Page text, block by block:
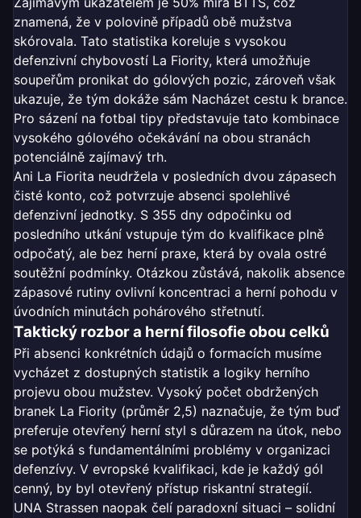
znamená, že v polovině případů obě mužstva
skórovala. Tato statistika koreluje s vysokou
defenzivní chybovostí La Fiority, která umožňuje
soupeřům pronikat do gólových pozic, zároveň však
ukazuje, že tým dokáže sám Nacházet cestu k brance.
Pro sázení na fotbal tipy představuje tato kombinace
vysokého gólového očekávání na obou stranách
potenciálně zajímavý trh.
Ani La Fiorita neudržela v posledních dvou zápasech
čisté konto, což potvrzuje absenci spolehlivé
defenzivní jednotky. S 355 dny odpočinku od
posledního utkání vstupuje tým do kvalifikace plně
odpočatý, ale bez herní praxe, která by ovala ostré
soutěžní podmínky. Otázkou zůstává, nakolik absence
zápasové rutiny ovlivní koncentraci a herní pohodu v
úvodních minutách pohárového střetnutí.
Taktický rozbor a herní filosofie obou celků
Při absenci konkrétních údajů o formacích musíme
vycházet z dostupných statistik a logiky herního
projevu obou mužstev. Vysoký počet obdržených
branek La Fiority (průměr 2,5) naznačuje, že tým buď
preferuje otevřený herní styl s důrazem na útok, nebo
se potýká s fundamentálními problémy v organizaci
defenzívy. V evropské kvalifikaci, kde je každý gól
cenný, by byl otevřený přístup riskantní strategií.
UNA Strassen naopak čelí paradoxní situaci – solidní